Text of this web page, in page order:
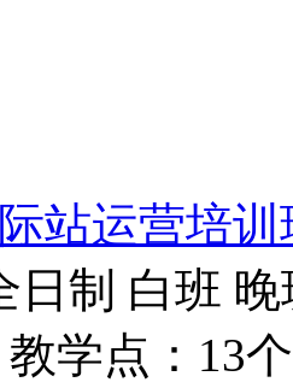
站运营培训
日制 白班 晚
教学点：13个